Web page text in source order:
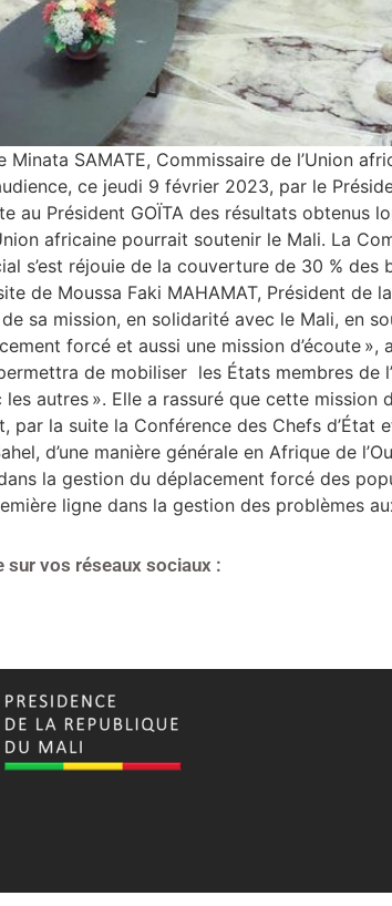
SAMATE, Commissaire de l’Union
ce jeudi 9 février 2023, par le
au Président GOÏTA des résultats obtenus
africaine pourrait soutenir le Mali. La
s’est réjouie de la couverture de 30 %
de Moussa Faki MAHAMAT, Président de
sa mission, en solidarité avec le Mali, en
forcé et aussi une mission d’écoute »,
de mobiliser les États membres de
autres ». Elle a rassuré que cette mission
la suite la Conférence des Chefs d’État
d’une manière générale en Afrique de
la gestion du déplacement forcé des
ligne dans la gestion des
sur vos réseaux sociaux :